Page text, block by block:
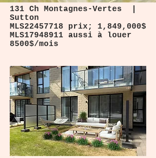
131 Ch Montagnes-Vertes |
Sutton
MLS22457718 prix; 1,849,000$
MLS17948911 aussi à louer
8500$/mois